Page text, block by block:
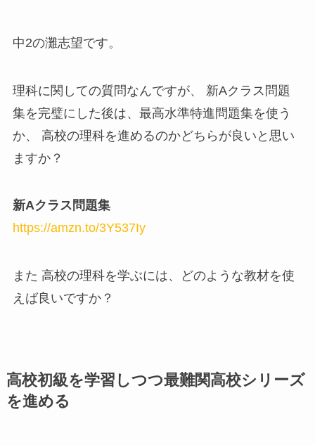
中2の灘志望です。
理科に関しての質問なんですが、 新Aクラス問題
集を完璧にした後は、最高水準特進問題集を使う
か、 高校の理科を進めるのかどちらが良いと思い
ますか？
新Aクラス問題集
https://amzn.to/3Y537Iy
また 高校の理科を学ぶには、どのような教材を使
えば良いですか？
高校初級を学習しつつ最難関高校シリーズ
を進める